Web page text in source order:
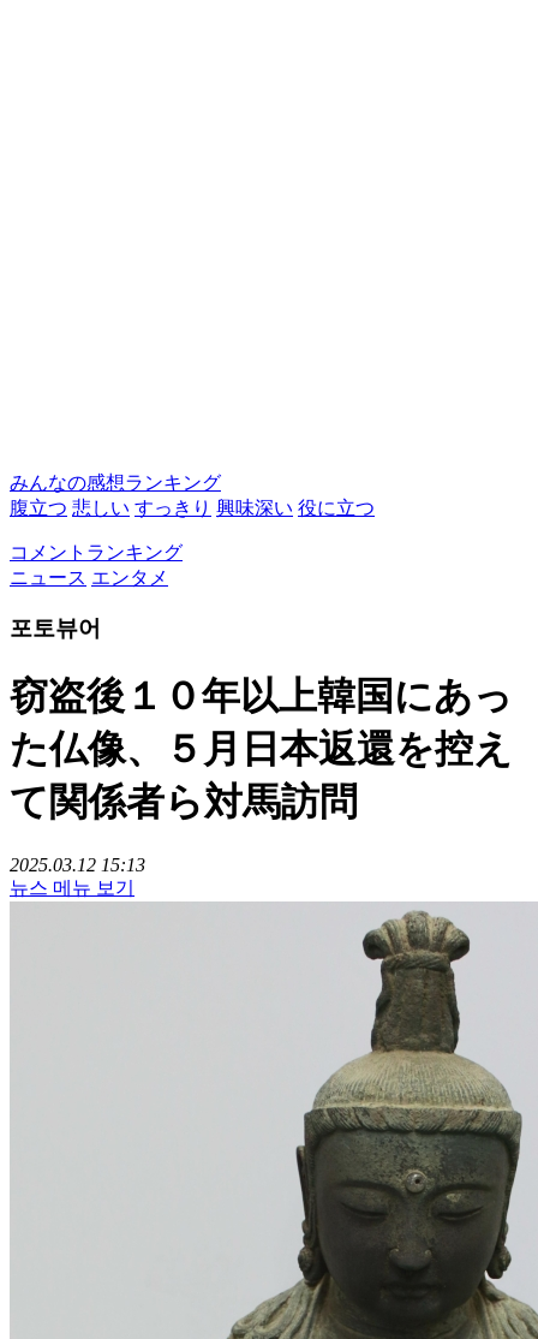
みんなの感想ランキング
腹立つ 悲しい すっきり 興味深い 役に立つ
コメントランキング
ニュース エンタメ
포토뷰어
窃盗後１０年以上韓国にあっ
た仏像、５月日本返還を控え
て関係者ら対馬訪問
2025.03.12 15:13
뉴스 메뉴 보기